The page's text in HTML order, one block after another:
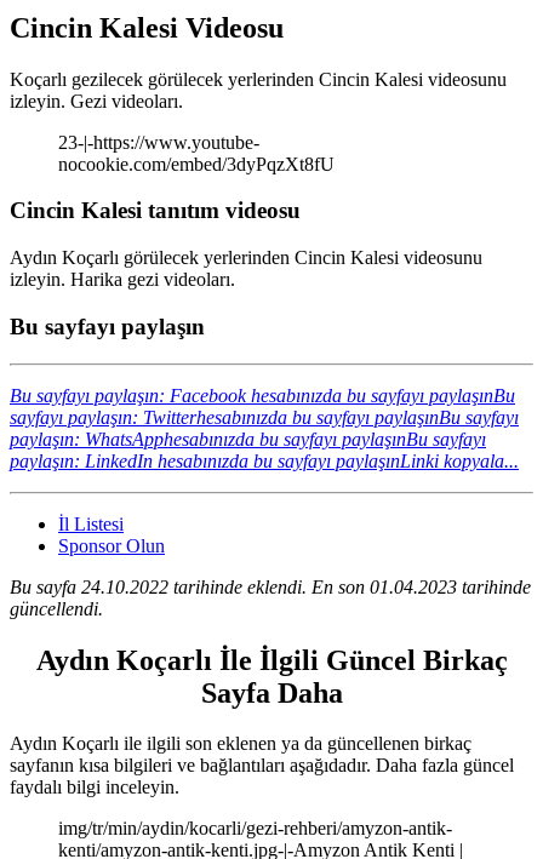
Cincin Kalesi Videosu
Koçarlı gezilecek görülecek yerlerinden Cincin Kalesi videosunu
izleyin. Gezi videoları.
23-|-https://www.youtube-
nocookie.com/embed/3dyPqzXt8fU
Cincin Kalesi tanıtım videosu
Aydın Koçarlı görülecek yerlerinden Cincin Kalesi videosunu
izleyin. Harika gezi videoları.
Bu sayfayı paylaşın
Bu sayfayı paylaşın: Facebook hesabınızda bu sayfayı paylaşınBu
sayfayı paylaşın: Twitterhesabınızda bu sayfayı paylaşınBu sayfayı
paylaşın: WhatsApphesabınızda bu sayfayı paylaşınBu sayfayı
paylaşın: LinkedIn hesabınızda bu sayfayı paylaşınLinki kopyala...
İl Listesi
Sponsor Olun
Bu sayfa 24.10.2022 tarihinde eklendi. En son 01.04.2023 tarihinde
güncellendi.
Aydın Koçarlı İle İlgili Güncel Birkaç
Sayfa Daha
Aydın Koçarlı ile ilgili son eklenen ya da güncellenen birkaç
sayfanın kısa bilgileri ve bağlantıları aşağıdadır. Daha fazla güncel
faydalı bilgi inceleyin.
img/tr/min/aydin/kocarli/gezi-rehberi/amyzon-antik-
kenti/amyzon-antik-kenti.jpg-|-Amyzon Antik Kenti |